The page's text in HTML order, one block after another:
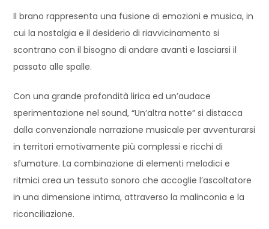
Il brano rappresenta una fusione di emozioni e musica, in
cui la nostalgia e il desiderio di riavvicinamento si
scontrano con il bisogno di andare avanti e lasciarsi il
passato alle spalle.
Con una grande profondità lirica ed un’audace
sperimentazione nel sound, “Un’altra notte” si distacca
dalla convenzionale narrazione musicale per avventurarsi
in territori emotivamente più complessi e ricchi di
sfumature. La combinazione di elementi melodici e
ritmici crea un tessuto sonoro che accoglie l’ascoltatore
in una dimensione intima, attraverso la malinconia e la
riconciliazione.